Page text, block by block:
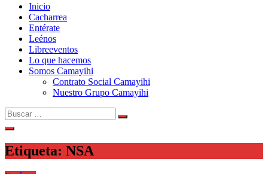
Grupo de Software Libre de
Cúcuta – Camayihi
Comunidad de Software Libre de Cúcuta
Inicio
Cacharrea
Entérate
Leénos
Libreeventos
Lo que hacemos
Somos Camayihi
Contrato Social Camayihi
Nuestro Grupo Camayihi
Search
for:
Search
Etiqueta: NSA